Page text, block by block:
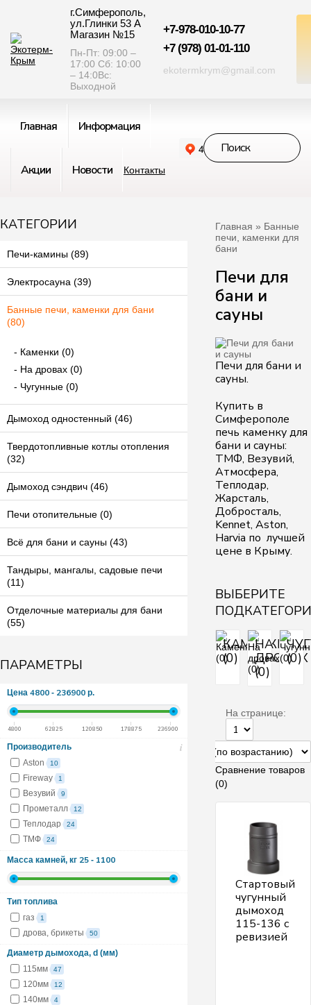
г.Симферополь,
ул.Глинки 53 А
Магазин №15
Пн-Пт: 09:00 –
17:00 Сб: 10:00
– 14:0Вс:
Выходной
+7-978-010-10-77
+7 (978) 01-01-110
ekotermkrym@gmail.com
Главная Информация
Акции Новости Контакты
КАТЕГОРИИ
Печи-камины (89)
Электросауна (39)
Банные печи, каменки для бани
(80)
Каменки (0)
На дровах (0)
Чугунные (0)
Дымоход одностенный (46)
Твердотопливные котлы отопления
(32)
Дымоход сэндвич (46)
Печи отопительные (0)
Всё для бани и сауны (43)
Тандыры, мангалы, садовые печи
(11)
Отделочные материалы для бани
(55)
ПАРАМЕТРЫ
Цена 4800 - 236900 р.
4800 62825 120850 178875 236900
Производитель i
Aston 10
Fireway 1
Везувий 9
Прометалл 12
Теплодар 24
ТМФ 24
Масса камней, кг 25 - 1100
Тип топлива
газ
1
дрова, брикеты 50
Диаметр дымохода, d (мм)
115мм
47
120мм 12
140мм 4
Главная » Банные
печи, каменки для
бани
Печи для
бани и
сауны
Печи для бани и
сауны.
Купить в
Симферополе
печь каменку для
бани и сауны:
ТМФ, Везувий,
Атмосфера,
Теплодар,
Жарсталь,
Добросталь,
Kennet, Aston,
Harvia по лучшей
цене в Крыму.
ВЫБЕРИТЕ
КАМЕНКИ
(0)
НА
ДРОВАХ
(0)
(0)
На странице:
Сравнение товаров
(0)
Стартовый
чугунный
дымоход
115-136 с
ревизией